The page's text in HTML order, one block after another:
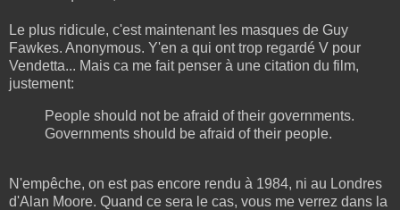
Le plus ridicule, c'est maintenant les masques de Guy
Fawkes. Anonymous. Y'en a qui ont trop regardé V pour
Vendetta... Mais ca me fait penser à une citation du film,
justement:
People should not be afraid of their governments.
Governments should be afraid of their people.
N'empêche, on est pas encore rendu à 1984, ni au Londres
d'Alan Moore. Quand ce sera le cas, vous me verrez dans la